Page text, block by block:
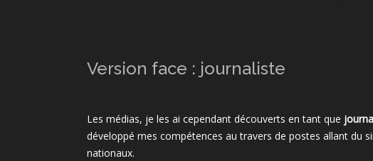
Version face : journaliste
Les médias, je les ai cependant découverts en tant que
développé mes compétences au travers de postes allant du
nationaux.